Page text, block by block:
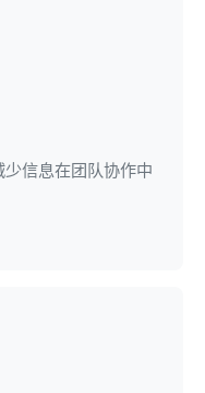
信息在团队协作中